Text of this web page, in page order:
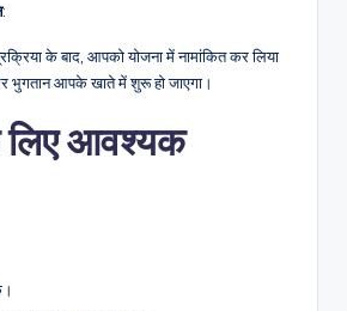
:
के बाद, आपको योजना में नामांकित कर लिया
भुगतान आपके खाते में शुरू हो जाएगा।
आवश्यक